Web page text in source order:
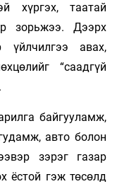
хүргэх, таатай
зорьжээ. Дээрх
үйлчилгээ авах,
“саадгүй
байгууламж,
авто болон
зэрэг газар
ёстой гэж төсөлд